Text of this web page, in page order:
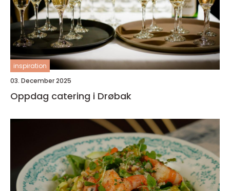
inspiration
03. December 2025
Oppdag catering i Drøbak